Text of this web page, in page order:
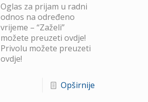
Oglas za prijam u radni
odnos na određeno
vrijeme – “Zaželi”
možete preuzeti ovdje!
Privolu možete preuzeti
ovdje!
Opširnije